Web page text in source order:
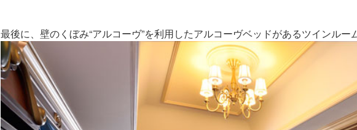
最後に、壁のくぼみ“アルコーヴ”を利用したアルコーヴベッドがあるツインルー